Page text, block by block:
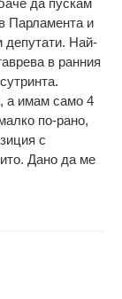
да пускам
Парламента и
депутати. Най-
в ранния
а имам само 4
по-рано,
с
Дано да ме